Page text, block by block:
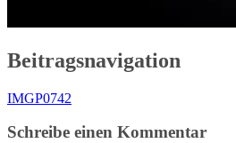
Beitragsnavigation
IMGP0742
Schreibe einen Kommentar